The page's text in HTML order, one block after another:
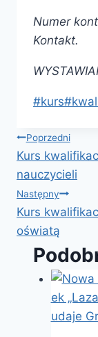
Numer
Kontakt.
Tagi
#kurs#
wpisu
Poprzedni
Kurs
nauczycieli
Następny
Kurs
oświatą